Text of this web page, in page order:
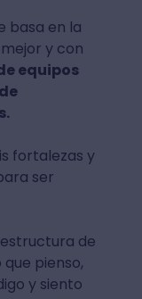
basa en la
y con
equipos
fortalezas y
ser
de
pienso,
y siento